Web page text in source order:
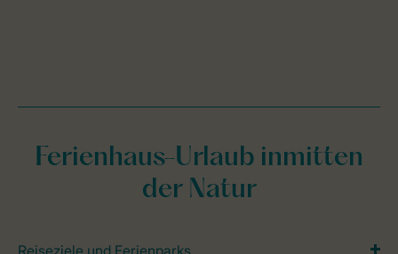
Ferienhaus-Urlaub inmitten
der Natur
Reiseziele und Ferienparks